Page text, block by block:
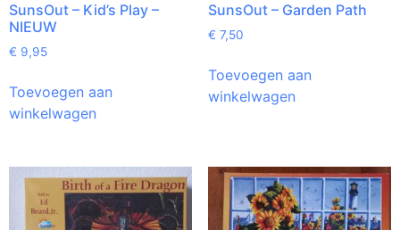
SunsOut – Kid’s Play –
NIEUW
€ 9,95
Toevoegen aan
winkelwagen
SunsOut – Garden Path
€ 7,50
Toevoegen aan
winkelwagen